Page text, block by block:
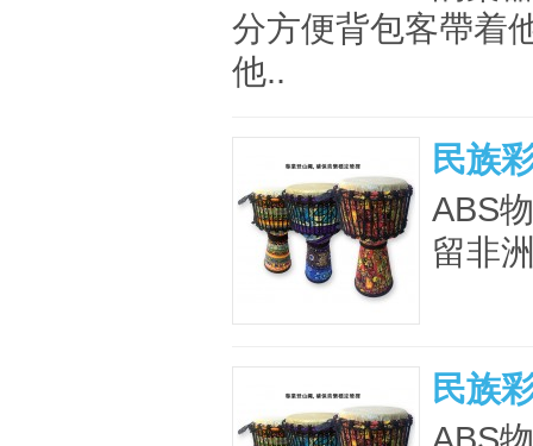
分方便背包客帶着
他..
民族
ABS
留非
民族